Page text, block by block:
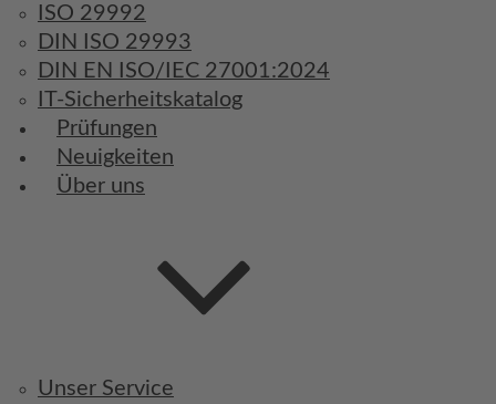
ISO 29992
DIN ISO 29993
DIN EN ISO/IEC 27001:2024
IT-Sicherheitskatalog
Prüfungen
Neuigkeiten
Über uns
Unser Service